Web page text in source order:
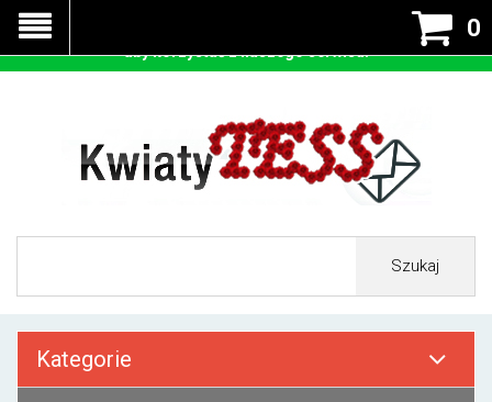
0
Szukaj
Kategorie
Nasza strona korzysta z cookies - czyli tzw ciastek w celu
prawidłowego działania. Zaakceptuj przyjmowanie cookies
aby korzystać z naszego serwisu.